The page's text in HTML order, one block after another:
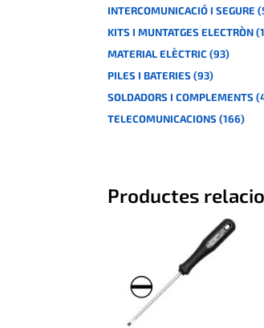
INTERCOMUNICACIÓ I SEGURE
KITS I MUNTATGES ELECTRÒN
MATERIAL ELÈCTRIC (93)
PILES I BATERIES (93)
SOLDADORS I COMPLEMENTS
TELECOMUNICACIONS (166)
Productes